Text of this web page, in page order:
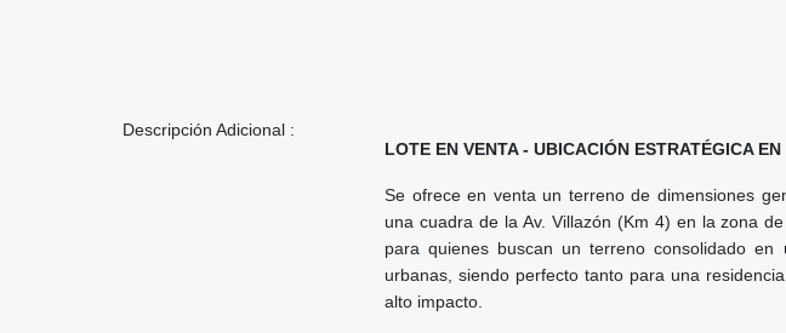
Descripción Adicional :
LOTE EN VENTA - UBICACIÓN ESTRATÉGICA
Se ofrece en venta un terreno de dimensiones
una cuadra de la Av. Villazón (Km 4) en la zona
para quienes buscan un terreno consolidado
urbanas, siendo perfecto tanto para una
alto impacto.